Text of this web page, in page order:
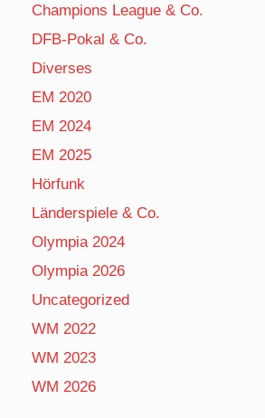
Champions League & Co.
DFB-Pokal & Co.
Diverses
EM 2020
EM 2024
EM 2025
Hörfunk
Länderspiele & Co.
Olympia 2024
Olympia 2026
Uncategorized
WM 2022
WM 2023
WM 2026